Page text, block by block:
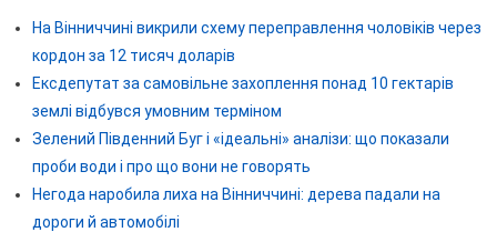
На Вінниччині викрили схему переправлення чоловіків через
кордон за 12 тисяч доларів
Ексдепутат за самовільне захоплення понад 10 гектарів
землі відбувся умовним терміном
Зелений Південний Буг і «ідеальні» аналізи: що показали
проби води і про що вони не говорять
Негода наробила лиха на Вінниччині: дерева падали на
дороги й автомобілі